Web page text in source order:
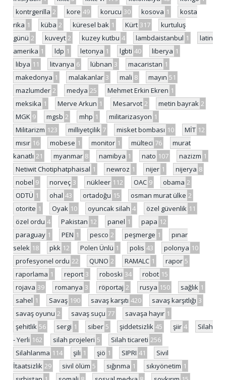
kontrgerilla 2 kore 49 korucu 30 kosova 1
kosta
rika 1 küba 2 küresel bak 1 Kürt 317
kurtuluş
günü 2 kuveyt 2 kuzey kutbu 4 lambdaistanbul 1
latin
amerika 1 ldp 1 letonya 1 lgbti 40 liberya 1
libya 11 litvanya 6 lübnan 3 macaristan 1
makedonya 1 malakanlar 3 mali 8 mayın 51
mazlumder 2 medya 25 Mehmet Erkin Ekren 1
meksika 1 Merve Arkun 1 Mesarvot 2 metin bayrak 2
MGK 9 mgsb 2 mhp 1 militarizasyon 1
Militarizm 123 milliyetçilik 7 misket bombası 10 MİT 12
mısır 16 mobese 1 monitor 1 mülteci 76
murat
kanatlı 21 myanmar 8 namibya 1 nato 107 nazizm 1
Netiwit Chotiphatphaisal 1 newroz 1 nijer 1 nijerya 8
nobel 9 norveç 3 nükleer 112 OAC 9 obama 2
ODTÜ 1 ohal 43 ortadoğu 15 osman murat ülke 2
otorite 1 Oyak 10 oyuncak silah 4 özel güvenlik 11
özel ordu 4 Pakistan 12 panel 1 papa 12
paraguay 1 PEN 1 pesco 2 peşmerge 1
pınar
selek 18 pkk 12 Polen Ünlü 1 polis 43 polonya 10
profesyonel ordu 22 QUNO 2 RAMALC 1 rapor 5
raporlama 1 report 3 roboski 34 robot 15
rojava 39 romanya 3 röportaj 2 rusya 150 sağlık 1
sahel 1 Savaş 190 savaş karşıtı 420 savaş karşıtlığı 3
savaş oyunu 2 savaş suçu 77 savaşa hayır 1
şehitlik 56 sergi 1 siber 5 şiddetsizlik 45 şiir 4
Silah
- Yerli 162 silah projeleri 5 Silah ticareti 256
Silahlanma 114 şili 1 şiö 1 SIPRI 41
Sivil
İtaatsizlik 29 sivil ölüm 5 sığınma 1 sıkıyönetim 1